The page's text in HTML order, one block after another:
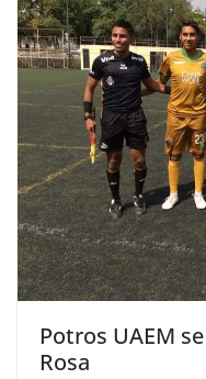
Potros UAEM
Rosa